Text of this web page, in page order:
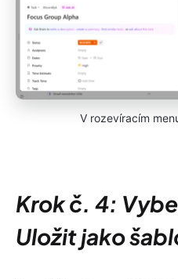
V rozevíracím
Krok č. 4:
Uložit jako